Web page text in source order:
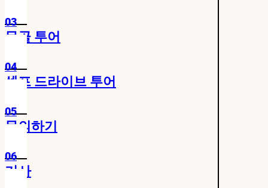
03
몽골 투어
04
셀프 드라이브 투어
05
문의하기
06
기사